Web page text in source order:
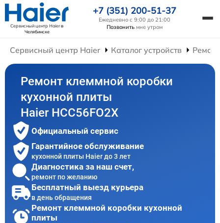
Сервисный центр Haierв
Челябинске
+7 (351) 200-51-37
Ежедневно с 9:00 до 21:00
Позвонить мне утром
Сервисный центр Haier Каталог устройств
Ремонт клеммной коробки
кухонной плиты
Haier HCC56FO2X
Официальный сервис
Гарантийное обслуживание
кухонной плиты Haier до 3 лет
Диагностика за наш счет,
ремонт по желанию
Бесплатный выезд курьера
в день обращения
Ремонт клеммной коробки кухонной
плиты